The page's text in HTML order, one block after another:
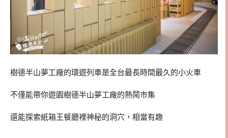
樹德半山夢工廠的環遊列車是全台最長時間最久的小火車
不僅能帶你遊園樹德半山夢工廠的熱鬧市集
還能探索紙箱王餐廳裡神秘的洞穴，相當有趣